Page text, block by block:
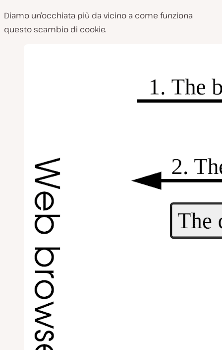
Diamo un’occhiata più da vicino a come funziona
questo scambio di cookie.